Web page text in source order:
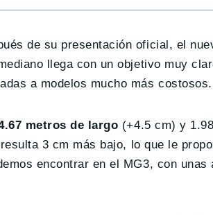
de su presentación oficial, el
llega con un objetivo muy
a modelos mucho más costosos.
metros de largo (+4.5 cm) y
3 cm más bajo, lo que le
encontrar en el MG3, con